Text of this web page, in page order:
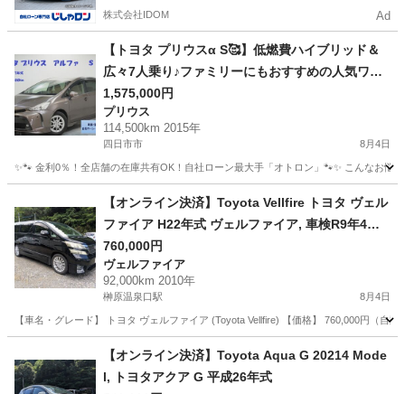
株式会社IDOM Ad
【トヨタ プリウスα S🥰】低燃費ハイブリッド＆
広々7人乗り♪ファミリーにもおすすめの人気ワゴ
ン🌈🚗
1,575,000円
プリウス
114,500km 2015年
四日市市 8月4日
✨🐾 金利0％！全店舗の在庫共有OK！自社ローン最大手「オトロン」🐾✨ こんなお
プリウス 車両
【オンライン決済】Toyota Vellfire トヨタ ヴェル
ファイア H22年式 ヴェルファイア, 車検R9年4月
まで長寿命, 走行9.2万km
760,000円
ヴェルファイア
92,000km 2010年
榊原温泉口駅 8月4日
【車名・グレード】 トヨタ ヴェルファイア (Toyota Vellfire) 【価格】 760,000円（
榊原温泉口駅 ヴェルファイア
【オンライン決済】Toyota Aqua G 20214 Mode
l, トヨタアクア G 平成26年式